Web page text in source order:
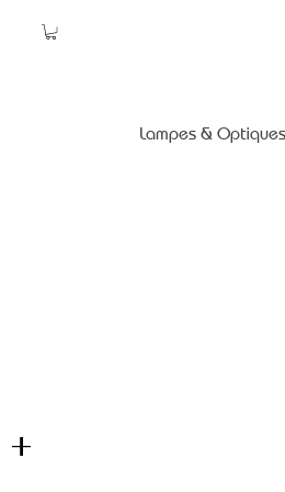
Lampes &
+